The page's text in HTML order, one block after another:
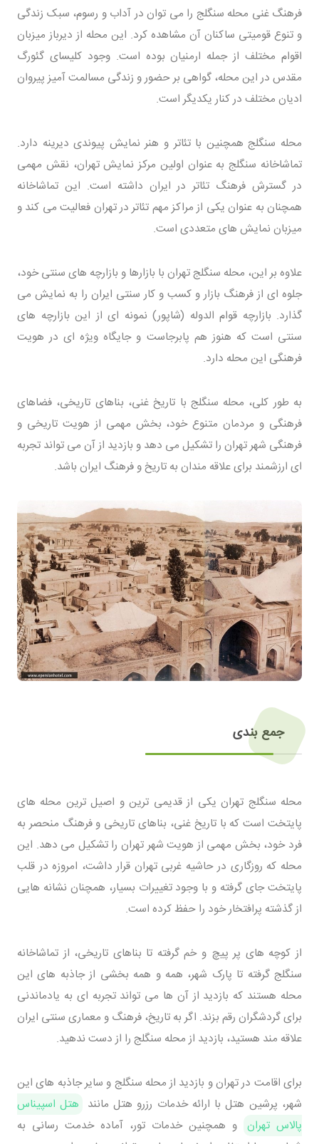
فرهنگ غنی محله سنگلج را می‌ توان در آداب و رسوم، سبک زندگی
و تنوع قومیتی ساکنان آن مشاهده کرد. این محله از دیرباز میزبان
اقوام مختلف از جمله ارمنیان بوده است. وجود کلیسای گئورگ
مقدس در این محله، گواهی بر حضور و زندگی مسالمت‌ آمیز پیروان
ادیان مختلف در کنار یکدیگر است.
محله سنگلج همچنین با تئاتر و هنر نمایش پیوندی دیرینه دارد.
تماشاخانه سنگلج به عنوان اولین مرکز نمایش تهران، نقش مهمی
در گسترش فرهنگ تئاتر در ایران داشته است. این تماشاخانه
همچنان به عنوان یکی از مراکز مهم تئاتر در تهران فعالیت می‌ کند و
میزبان نمایش‌ های متعددی است.
علاوه بر این، محله سنگلج تهران با بازارها و بازارچه‌ های سنتی خود،
جلوه‌ ای از فرهنگ بازار و کسب و کار سنتی ایران را به نمایش می‌
گذارد. بازارچه قوام‌ الدوله (شاپور) نمونه‌ ای از این بازارچه‌ های
سنتی است که هنوز هم پابرجاست و جایگاه ویژه‌ ای در هویت
فرهنگی این محله دارد.
به طور کلی، محله سنگلج با تاریخ غنی، بناهای تاریخی، فضاهای
فرهنگی و مردمان متنوع خود، بخش مهمی از هویت تاریخی و
فرهنگی شهر تهران را تشکیل می‌ دهد و بازدید از آن می‌ تواند تجربه‌
ای ارزشمند برای علاقه‌ مندان به تاریخ و فرهنگ ایران باشد.
جمع بندی
محله سنگلج تهران یکی از قدیمی‌ ترین و اصیل‌ ترین محله‌ های
پایتخت است که با تاریخ غنی، بناهای تاریخی و فرهنگ منحصر به
فرد خود، بخش مهمی از هویت شهر تهران را تشکیل می‌ دهد. این
محله که روزگاری در حاشیه غربی تهران قرار داشت، امروزه در قلب
پایتخت جای گرفته و با وجود تغییرات بسیار، همچنان نشانه‌ هایی
از گذشته پرافتخار خود را حفظ کرده است.
از کوچه‌ های پر پیچ و خم گرفته تا بناهای تاریخی، از تماشاخانه
سنگلج گرفته تا پارک شهر، همه و همه بخشی از جاذبه‌ های این
محله هستند که بازدید از آن‌ ها می‌ تواند تجربه‌ ای به یادماندنی
برای گردشگران رقم بزند. اگر به تاریخ، فرهنگ و معماری سنتی ایران
علاقه‌ مند هستید، بازدید از محله سنگلج را از دست ندهید.
برای اقامت در تهران و بازدید از محله سنگلج و سایر جاذبه‌ های این
شهر، پرشین هتل با ارائه خدمات رزرو هتل مانند هتل اسپیناس
پالاس تهران و همچنین خدمات تور، آماده خدمت‌ رسانی به